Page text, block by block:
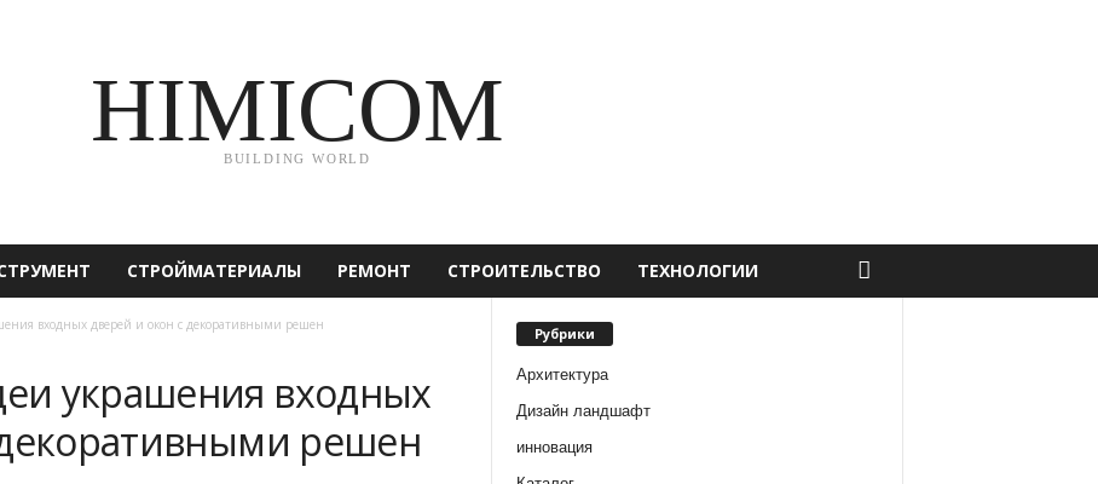
HIMICOM
BUILDING WORLD
СТРОЙМАТЕРИАЛЫ РЕМОНТ СТРОИТЕЛЬСТВО ТЕХНОЛОГИИ
входных дверей и окон с декоративными решен
украшения входных
решен
Рубрики
Архитектура
Дизайн ландшафт
инновация